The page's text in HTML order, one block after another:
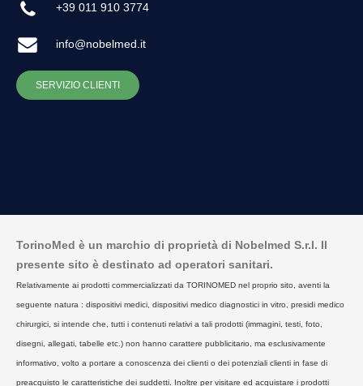
+39 011 910 3774
info@nobelmed.it
SERVIZIO CLIENTI
TorinoMed è un marchio di proprietà di Nobelmed S.r.l. Il
presente sito è destinato ad operatori sanitari.
Relativamente ai prodotti commercializzati da TORINOMED nel proprio sito, aventi la
seguente natura : dispositivi medici, dispositivi medico diagnostici in vitro, presidi medico
chirurgici, si intende che, tutti i contenuti relativi a tali prodotti (immagini, testi, foto,
disegni, allegati, tabelle etc.) non hanno carattere pubblicitario, ma esclusivamente
informativo, volto a portare a conoscenza dei clienti o dei potenziali clienti in fase di
preacquisto le caratteristiche dei suddetti. Inoltre per visitare ed acquistare i prodotti